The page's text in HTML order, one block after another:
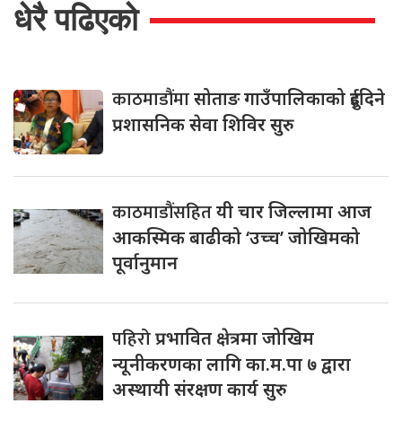
धेरै पढिएको
काठमाडौंमासोताङ गाउँपालिकाको दुईदिने
प्रशासनिक सेवा शिविर सुरु
काठमाडौंसहितयी चार जिल्लामा आज
आकस्मिक बाढीको ‘उच्च’ जोखिमको
पूर्वानुमान
पहिरोप्रभावित क्षेत्रमा जोखिम
न्यूनीकरणका लागि का.म.पा ७ द्वारा
अस्थायी संरक्षण कार्य सुरु